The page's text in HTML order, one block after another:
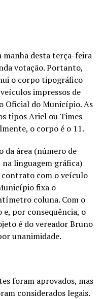
manhã desta terça-feira
votação. Portanto,
o corpo tipográfico
impressos de
Oficial do Município. As
tipos Ariel ou Times
o corpo é o 11.
da área (número de
na linguagem gráfica)
contrato com o veículo
fixa o
coluna. Com o
e, por consequência, o
é do vereador Bruno
unanimidade.
foram aprovados, mas
considerados legais.